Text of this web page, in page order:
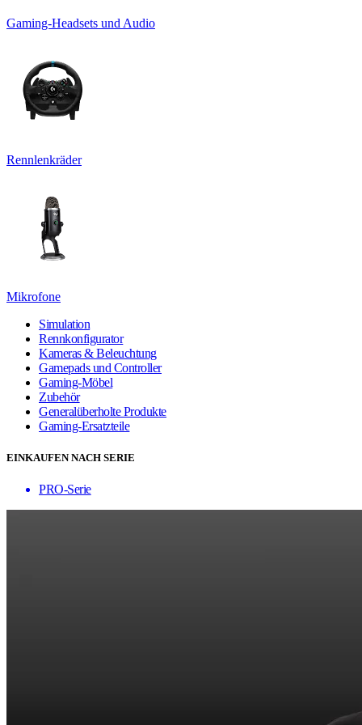
Gaming-Headsets und Audio
Rennlenkräder
Mikrofone
Simulation
Rennkonfigurator
Kameras & Beleuchtung
Gamepads und Controller
Gaming-Möbel
Zubehör
Generalüberholte Produkte
Gaming-Ersatzteile
EINKAUFEN NACH SERIE
PRO-Serie